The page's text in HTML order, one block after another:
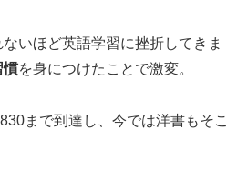
いほど英語学習に挫折してきま
慣を身につけたことで激変。
まで到達し、今では洋書もそこ